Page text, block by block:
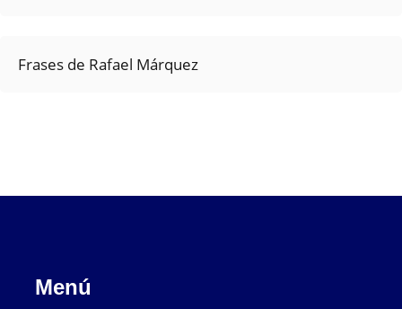
Frases de Rafael Márquez
Menú